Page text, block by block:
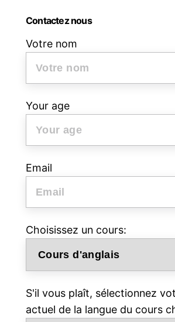
Contactez nous
Votre nom
Your age
Email
Choisissez un cours:
S'il vous plaît, sélectionnez
actuel de la langue du cours